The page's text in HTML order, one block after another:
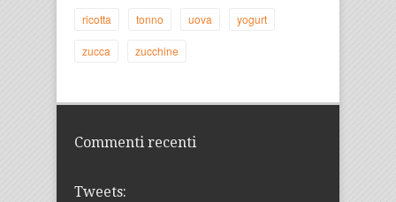
ricotta tonno uova yogurt
zucca zucchine
Commenti recenti
Tweets: